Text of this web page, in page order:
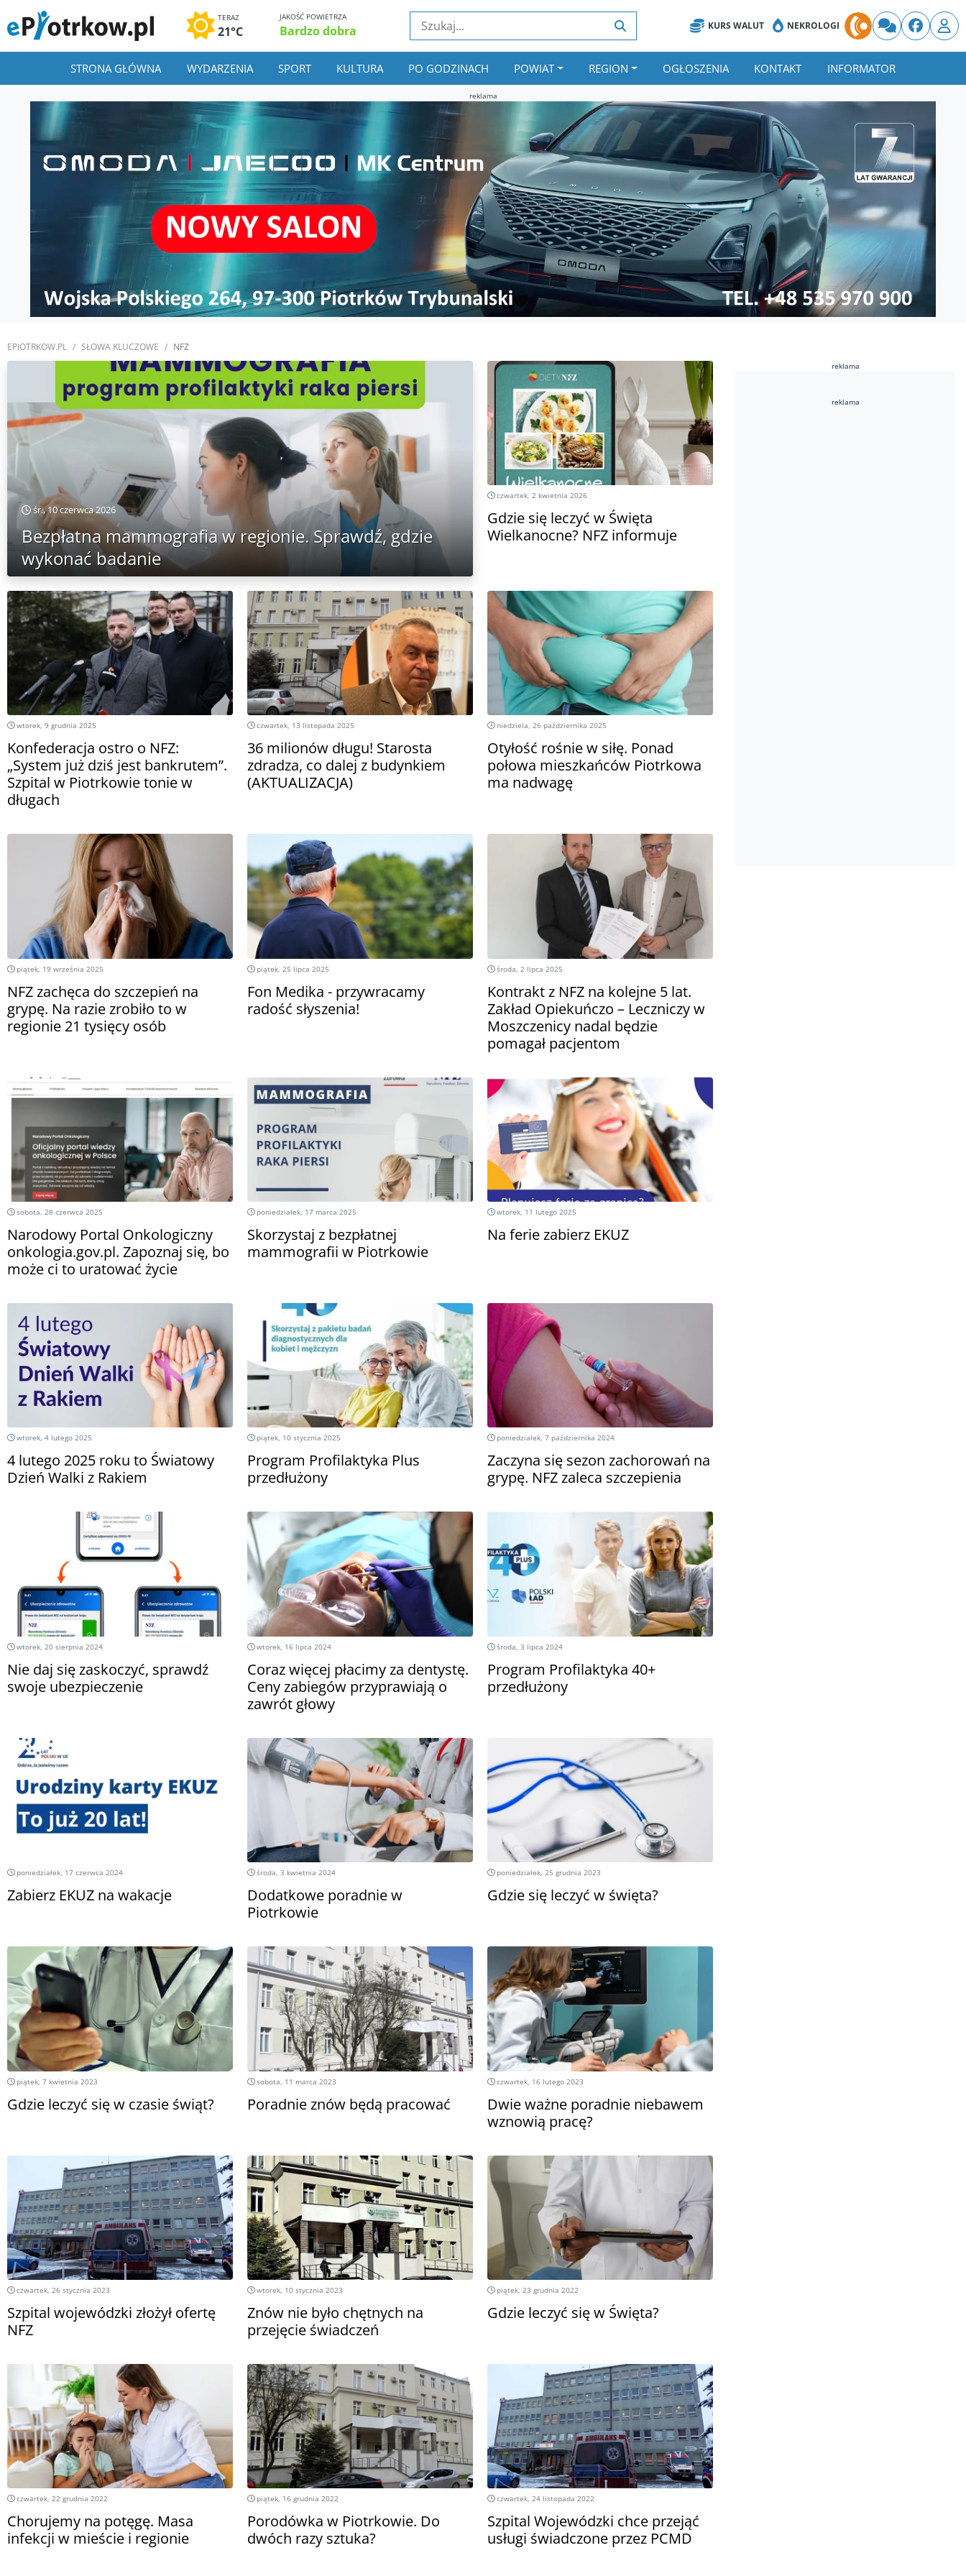
TERAZ
21°C
JAKOŚĆ POWIETRZA
Bardzo dobra KURS WALUT NEKROLOGI
STRONA GŁÓWNA WYDARZENIA SPORT KULTURA PO GODZINACH POWIAT REGION OGŁOSZENIA KONTAKT INFORMATOR
reklama
EPIOTRKOW.PL SŁOWA KLUCZOWE NFZ
śr., 10 czerwca 2026
Bezpłatna mammografia w regionie. Sprawdź, gdzie
wykonać badanie
czwartek, 2 kwietnia 2026
Gdzie się leczyć w Święta
Wielkanocne? NFZ informuje
wtorek, 9 grudnia 2025
Konfederacja ostro o NFZ:
„System już dziś jest bankrutem”.
Szpital w Piotrkowie tonie w
długach
czwartek, 13 listopada 2025
36 milionów długu! Starosta
zdradza, co dalej z budynkiem
(AKTUALIZACJA)
niedziela, 26 października 2025
Otyłość rośnie w siłę. Ponad
połowa mieszkańców Piotrkowa
ma nadwagę
piątek, 19 września 2025
NFZ zachęca do szczepień na
grypę. Na razie zrobiło to w
regionie 21 tysięcy osób
piątek, 25 lipca 2025
Fon Medika - przywracamy
radość słyszenia!
środa, 2 lipca 2025
Kontrakt z NFZ na kolejne 5 lat.
Zakład Opiekuńczo – Leczniczy w
Moszczenicy nadal będzie
pomagał pacjentom
sobota, 28 czerwca 2025
Narodowy Portal Onkologiczny
onkologia.gov.pl. Zapoznaj się, bo
może ci to uratować życie
poniedziałek, 17 marca 2025
Skorzystaj z bezpłatnej
mammografii w Piotrkowie
wtorek, 11 lutego 2025
Na ferie zabierz EKUZ
wtorek, 4 lutego 2025
4 lutego 2025 roku to Światowy
Dzień Walki z Rakiem
piątek, 10 stycznia 2025
Program Profilaktyka Plus
przedłużony
poniedziałek, 7 października 2024
Zaczyna się sezon zachorowań na
grypę. NFZ zaleca szczepienia
wtorek, 20 sierpnia 2024
Nie daj się zaskoczyć, sprawdź
swoje ubezpieczenie
wtorek, 16 lipca 2024
Coraz więcej płacimy za dentystę.
Ceny zabiegów przyprawiają o
zawrót głowy
środa, 3 lipca 2024
Program Profilaktyka 40+
przedłużony
poniedziałek, 17 czerwca 2024
Zabierz EKUZ na wakacje
środa, 3 kwietnia 2024
Dodatkowe poradnie w
Piotrkowie
poniedziałek, 25 grudnia 2023
Gdzie się leczyć w święta?
piątek, 7 kwietnia 2023
Gdzie leczyć się w czasie świąt?
sobota, 11 marca 2023
Poradnie znów będą pracować
czwartek, 16 lutego 2023
Dwie ważne poradnie niebawem
wznowią pracę?
czwartek, 26 stycznia 2023
Szpital wojewódzki złożył ofertę
NFZ
wtorek, 10 stycznia 2023
Znów nie było chętnych na
przejęcie świadczeń
piątek, 23 grudnia 2022
Gdzie leczyć się w Święta?
czwartek, 22 grudnia 2022
Chorujemy na potęgę. Masa
infekcji w mieście i regionie
piątek, 16 grudnia 2022
Porodówka w Piotrkowie. Do
dwóch razy sztuka?
czwartek, 24 listopada 2022
Szpital Wojewódzki chce przejąć
usługi świadczone przez PCMD
reklama
reklama